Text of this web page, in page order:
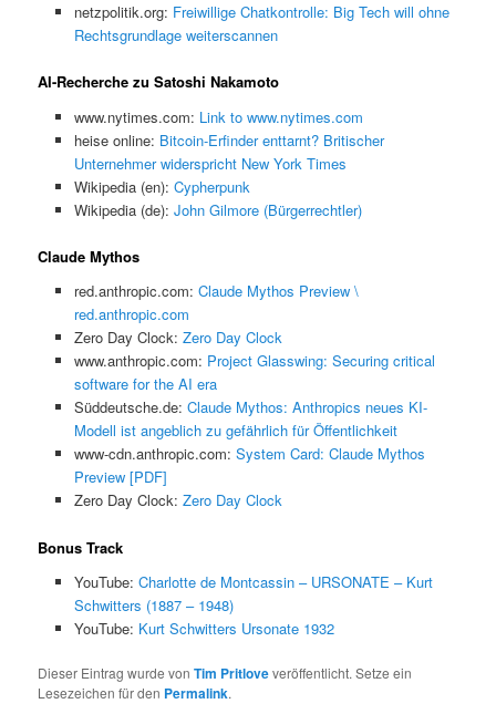
netzpolitik.org: Freiwillige Chatkontrolle: Big Tech will ohne
Rechtsgrundlage weiterscannen
AI-Recherche zu Satoshi Nakamoto
www.nytimes.com: Link to www.nytimes.com
heise online: Bitcoin-Erfinder enttarnt? Britischer
Unternehmer widerspricht New York Times
Wikipedia (en): Cypherpunk
Wikipedia (de): John Gilmore (Bürgerrechtler)
Claude Mythos
red.anthropic.com: Claude Mythos Preview \
red.anthropic.com
Zero Day Clock: Zero Day Clock
www.anthropic.com: Project Glasswing: Securing critical
software for the AI era
Süddeutsche.de: Claude Mythos: Anthropics neues KI-
Modell ist angeblich zu gefährlich für Öffentlichkeit
www-cdn.anthropic.com: System Card: Claude Mythos
Preview [PDF]
Zero Day Clock: Zero Day Clock
Bonus Track
YouTube: Charlotte de Montcassin – URSONATE – Kurt
Schwitters (1887 – 1948)
YouTube: Kurt Schwitters Ursonate 1932
Dieser Eintrag wurde vonTim Pritloveveröffentlicht. Setze ein
Lesezeichen für den Permalink.